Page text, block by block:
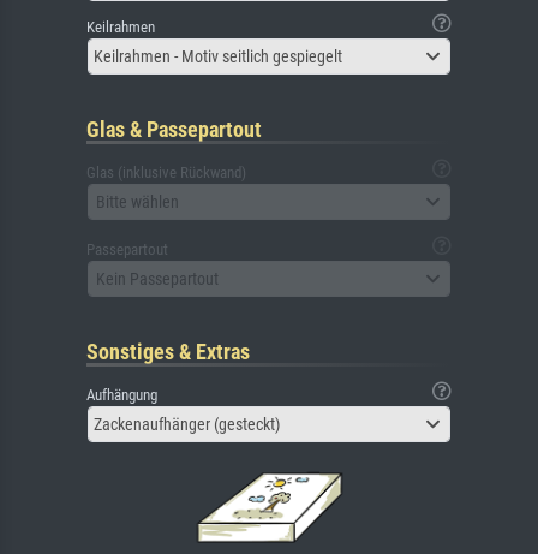
Keilrahmen
Keilrahmen - Motiv seitlich gespiegelt
Glas & Passepartout
Glas (inklusive Rückwand)
Bitte wählen
Passepartout
Kein Passepartout
Sonstiges & Extras
Aufhängung
Zackenaufhänger (gesteckt)